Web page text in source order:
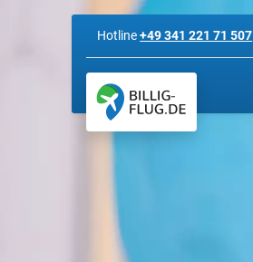
Hotline+49 341 221 71 507